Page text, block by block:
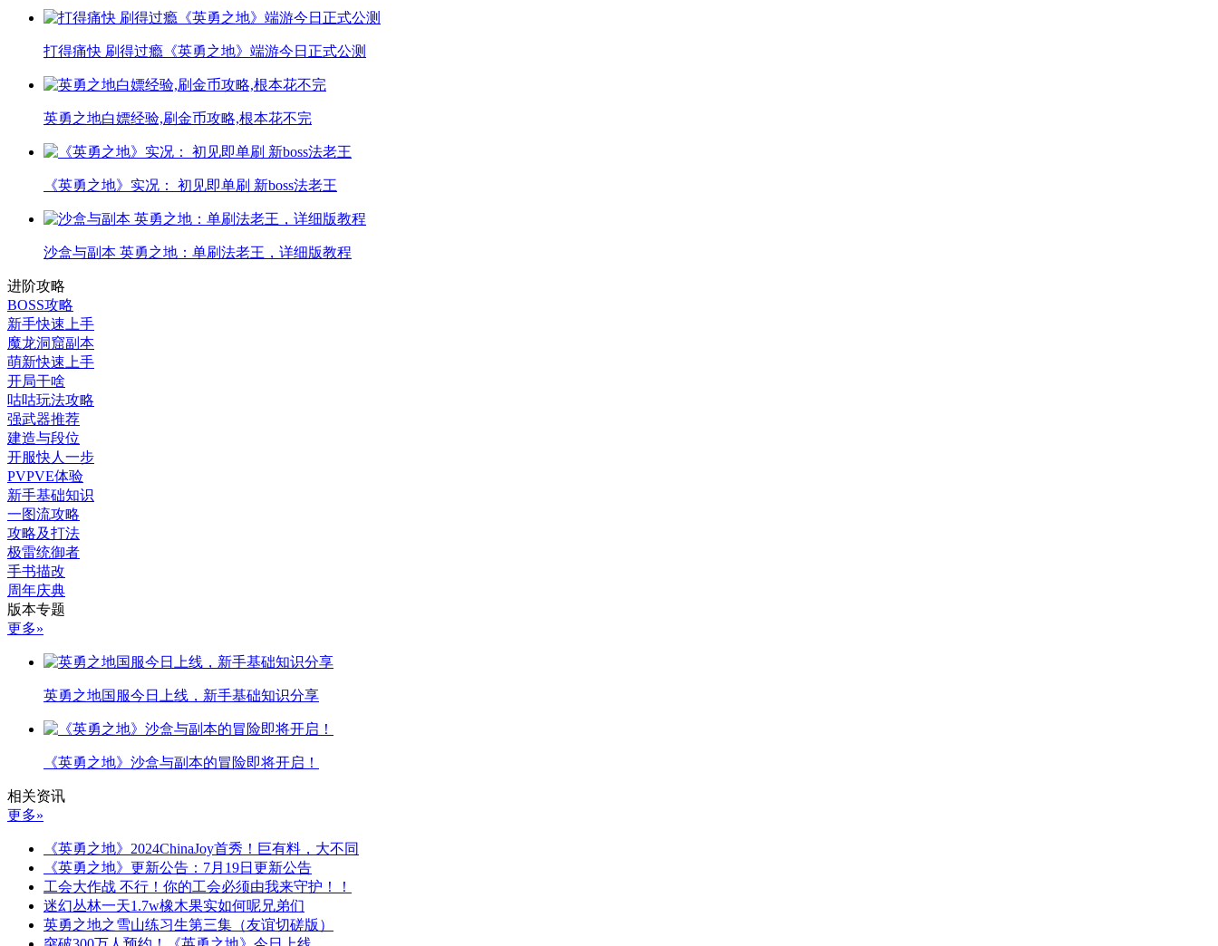
打得痛快 刷得过瘾《英勇之地》端游今日正式公测
英勇之地白嫖经验,刷金币攻略,根本花不完
《英勇之地》实况： 初见即单刷 新boss法老王
沙盒与副本 英勇之地：单刷法老王，详细版教程
进阶攻略
BOSS攻略
新手快速上手
魔龙洞窟副本
萌新快速上手
开局干啥
咕咕玩法攻略
强武器推荐
建造与段位
开服快人一步
PVPVE体验
新手基础知识
一图流攻略
攻略及打法
极雷统御者
手书描改
周年庆典
版本专题
更多»
英勇之地国服今日上线，新手基础知识分享
《英勇之地》沙盒与副本的冒险即将开启！
相关资讯
更多»
《英勇之地》2024ChinaJoy首秀！巨有料，大不同
《英勇之地》更新公告：7月19日更新公告
工会大作战 不行！你的工会必须由我来守护！！
迷幻丛林一天1.7w橡木果实如何呢兄弟们
英勇之地之雪山练习生第三集（友谊切磋版）